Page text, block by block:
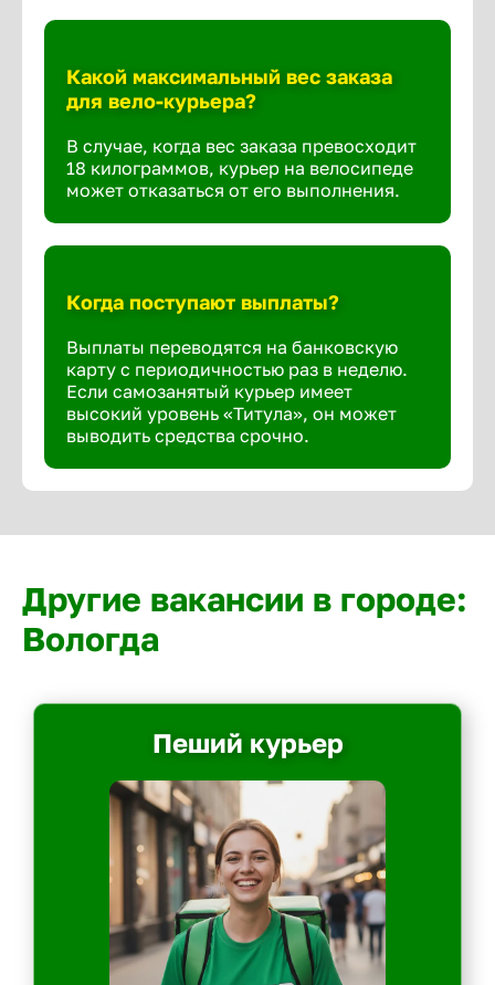
Какой максимальный вес заказа
для вело-курьера?
В случае, когда вес заказа превосходит
18 килограммов, курьер на велосипеде
может отказаться от его выполнения.
Когда поступают выплаты?
Выплаты переводятся на банковскую
карту с периодичностью раз в неделю.
Если самозанятый курьер имеет
высокий уровень «Титула», он может
выводить средства срочно.
Другие вакансии в городе:
Вологда
Пеший курьер